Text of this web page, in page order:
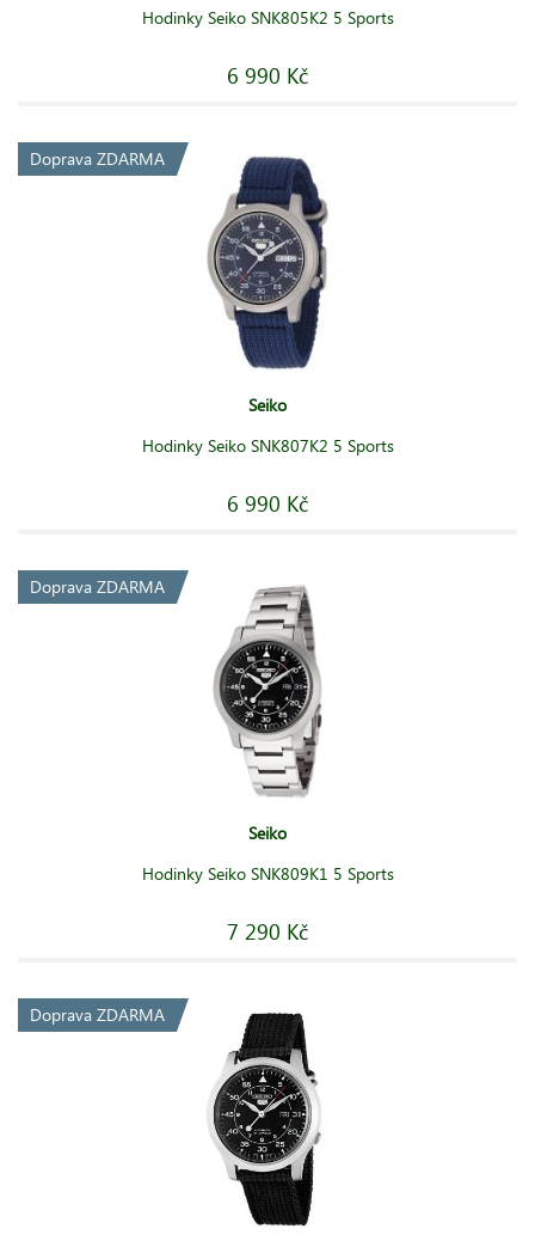
Hodinky Seiko SNK805K2 5 Sports
6 990 Kč
Doprava ZDARMA
Seiko
Hodinky Seiko SNK807K2 5 Sports
6 990 Kč
Doprava ZDARMA
Seiko
Hodinky Seiko SNK809K1 5 Sports
7 290 Kč
Doprava ZDARMA